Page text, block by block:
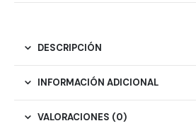
DESCRIPCIÓN
INFORMACIÓN ADICIONAL
VALORACIONES (0)